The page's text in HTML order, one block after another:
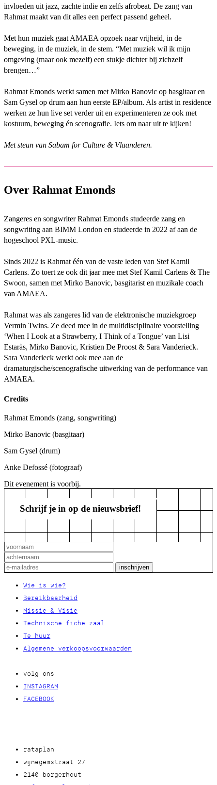
invloeden uit jazz, zachte indie en zelfs afrobeat. De zang van
Rahmat maakt van dit alles een perfect passend geheel.
Met hun muziek gaat AMAEA opzoek naar vrijheid, in de
beweging, in de muziek, in de stem. “Met muziek wil ik mijn
omgeving (maar ook mezelf) een stukje dichter bij zichzelf
brengen…”
Rahmat Emonds werkt samen met Mirko Banovic op basgitaar en
Sam Gysel op drum aan hun eerste EP/album. Als artist in residence
werken ze hun live set verder uit en experimenteren ze ook met
kostuum, beweging én scenografie. Iets om naar uit te kijken!
Met steun van Sabam for Culture & Vlaanderen.
Over Rahmat Emonds
Zangeres en songwriter Rahmat Emonds studeerde zang en
songwriting aan BIMM London en studeerde in 2022 af aan de
hogeschool PXL-music.
Sinds 2022 is Rahmat één van de vaste leden van Stef Kamil
Carlens. Zo toert ze ook dit jaar mee met Stef Kamil Carlens & The
Swoon, samen met Mirko Banovic, basgitarist en muzikale coach
van AMAEA.
Rahmat was als zangeres lid van de elektronische muziekgroep
Vermin Twins. Ze deed mee in de multidisciplinaire voorstelling
‘When I Look at a Strawberry, I Think of a Tongue’ van Lisi
Estaràs, Mirko Banovic, Kristien De Proost & Sara Vanderieck.
Sara Vanderieck werkt ook mee aan de
dramaturgische/scenografische uitwerking van de performance van
AMAEA.
Credits
Rahmat Emonds (zang, songwriting)
Mirko Banovic (basgitaar)
Sam Gysel (drum)
Anke Defossé (fotograaf)
Dit evenement is voorbij.
Schrijf je in op de nieuwsbrief!
Wie is wie?
Bereikbaarheid
Missie & Visie
Technische fiche zaal
Te huur
Algemene verkoopsvoorwaarden
volg ons
INSTAGRAM
FACEBOOK
rataplan
wijnegemstraat 27
2140 borgerhout